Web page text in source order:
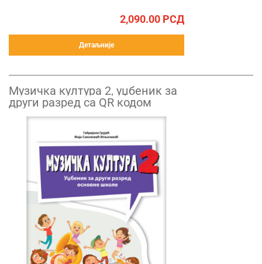
2,090.00 РСД
Детаљније
Музичка култура 2, уџбеник за
други разред са QR кодом